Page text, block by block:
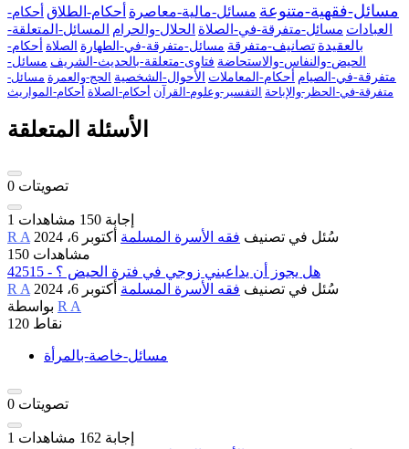
مسائل-فقهية-متنوعة مسائل-مالية-معاصرة أحكام-الطلاق أحكام-
العبادات مسائل-متفرقة-في-الصلاة الحلال-والحرام المسائل-المتعلقة-
بالعقيدة تصانيف-متفرقة مسائل-متفرقة-في-الطهارة الصلاة أحكام-
الحيض-والنفاس-والاستحاضة فتاوى-متعلقة-بالحديث-الشريف مسائل-
متفرقة-في-الصيام أحكام-المعاملات الأحوال-الشخصية الحج-والعمرة مسائل-
متفرقة-في-الحظر-والإباحة التفسير-وعلوم-القرآن أحكام-الصلاة أحكام-المواريث
الأسئلة المتعلقة
0 تصويتات
1 إجابة 150 مشاهدات
R A
سُئل في تصنيف فقه الأسرة المسلمة أكتوبر 6، 2024
150 مشاهدات
42515 - هل يجوز أن يداعبني زوجي في فترة الحيض ؟
R A
سُئل في تصنيف فقه الأسرة المسلمة أكتوبر 6، 2024
R A
120 نقاط
مسائل-خاصة-بالمرأة
0 تصويتات
1 إجابة 162 مشاهدات